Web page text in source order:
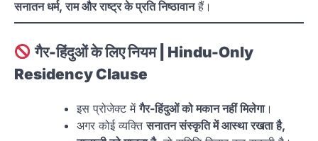
सनातन धर्म, राम और राष्ट्र के प्रति निष्ठावानहैं।
गैर-हिंदुओं के लिए नियम | Hindu-Only
Residency Clause
इस प्रोजेक्ट मेंगैर-हिंदुओं को मकान नहीं मिलेगा।
अगर कोई व्यक्तिसनातन संस्कृति में आस्था रखता है,